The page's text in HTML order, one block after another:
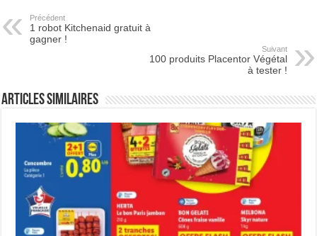
Précédent
1 robot Kitchenaid gratuit à
gagner !
Suivant
100 produits Placentor Végétal
à tester !
Articles Similaires